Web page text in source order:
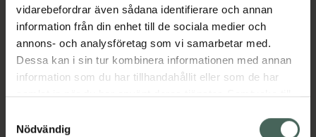
vidarebefordrar även sådana identifierare och annan
information från din enhet till de sociala medier och
annons- och analysföretag som vi samarbetar med.
Dessa kan i sin tur kombinera informationen med annan
information som du har tillhandahållit eller som de har
samlat in när du har använt deras tjänster. Samtycke till
återkalla ditt samtycke via webbplatsens
Nödvändig
Jämförpris 6,32 kr/st
EAN:00885190823512
Kategorier:
Ansiktsvård
Omdömen Visa